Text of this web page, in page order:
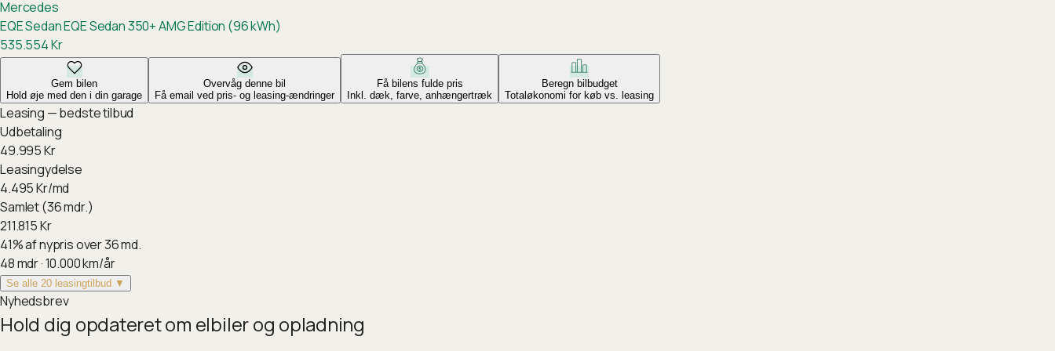
Mercedes
EQE SedanEQE Sedan 350+ AMG Edition (96 kWh)
535.554Kr
Gem bilen
Hold øje med den i din garage
Overvåg denne bil
Få email ved pris- og leasing-ændringer
Få bilens fulde pris
Inkl. dæk, farve, anhængertræk
Beregn bilbudget
Totaløkonomi for køb vs. leasing
Leasing — bedste tilbud
Udbetaling
49.995Kr
Leasingydelse
4.495Kr/md
Samlet (36 mdr.)
211.815Kr
41%af nypris over 36 md.
48mdr ·10.000km/år
Se alle 20 leasingtilbud ▼
Nyhedsbrev
Hold dig opdateret om elbiler og opladning